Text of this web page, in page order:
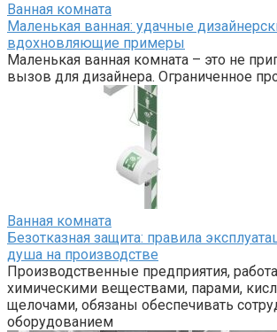
Ванная комната
Маленькая ванная: удачные
вдохновляющие примеры
Маленькая ванная комната – это не
вызов для дизайнера. Ограниченное
Ванная комната
Безотказная защита: правила
душа на производстве
Производственные предприятия,
химическими веществами, парами,
щелочами, обязаны обеспечивать
оборудованием